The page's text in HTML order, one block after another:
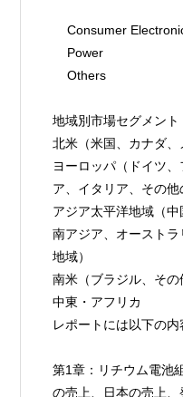
Consumer
    Power
    Others
地域別市場セグメント
北米（米国、カナダ、
ヨーロッパ（ドイツ
ア、イタリア、その他
アジア太平洋地域（
南アジア、オースト
地域）
南米（ブラジル、その
中東・アフリカ
レポートには以下の内
第1章：リチウム電池
の売上、日本の売上